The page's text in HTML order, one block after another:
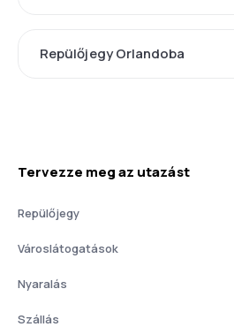
Repülőjegy Orlandoba
Tervezze meg az utazást
Repülőjegy
Városlátogatások
Nyaralás
Szállás